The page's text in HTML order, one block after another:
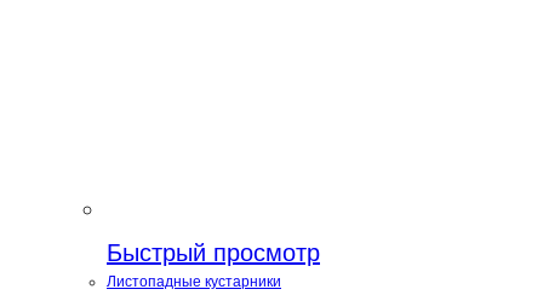
Быстрый просмотр
Листопадные кустарники